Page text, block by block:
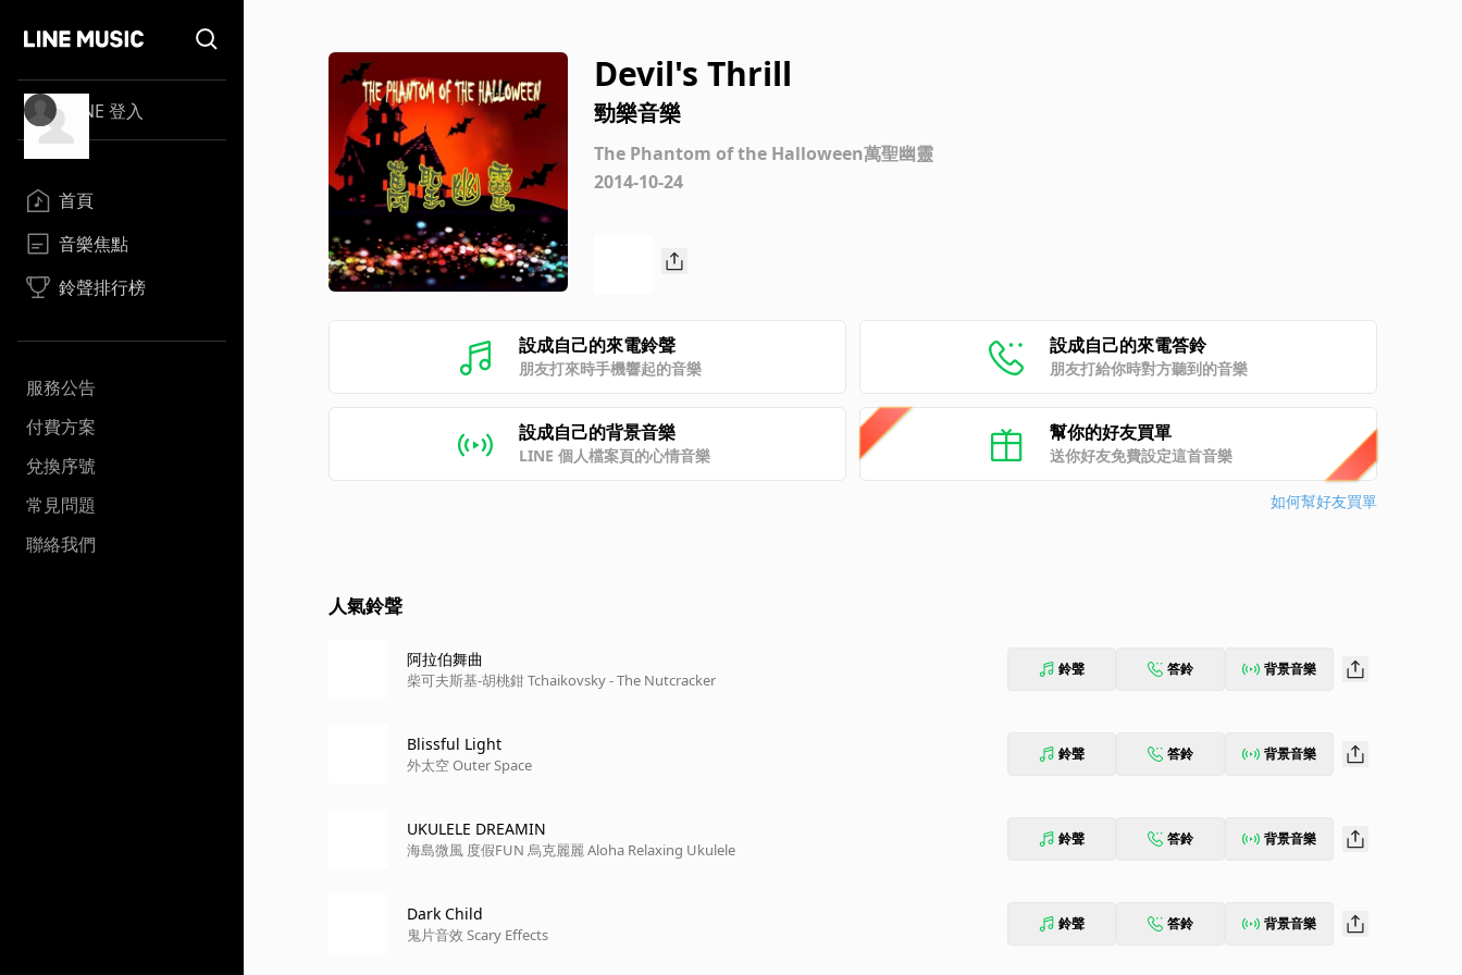
LINE 登入
首頁
音樂焦點
鈴聲排行榜
服務公告
付費方案
兌換序號
常見問題
聯絡我們
Devil's Thrill
勁樂音樂
The Phantom of the Halloween萬聖幽靈
2014-10-24
設成自己的來電鈴聲
朋友打來時手機響起的音樂
設成自己的來電答鈴
朋友打給你時對方聽到的音樂
設成自己的背景音樂
LINE 個人檔案頁的心情音樂
幫你的好友買單
送你好友免費設定這首音樂
如何幫好友買單
人氣鈴聲
阿拉伯舞曲
柴可夫斯基-胡桃鉗 Tchaikovsky - The Nutcracker
鈴聲 答鈴 背景音樂
Blissful Light
外太空 Outer Space
鈴聲 答鈴 背景音樂
UKULELE DREAMIN
海島微風 度假FUN 烏克麗麗 Aloha Relaxing Ukulele
鈴聲 答鈴 背景音樂
Dark Child
鬼片音效 Scary Effects
鈴聲 答鈴 背景音樂